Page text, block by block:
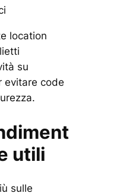
location
su
evitare code
utili
sulle